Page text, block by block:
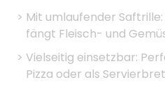
> Mit umlaufender
fängt Fleisch- und
> Vielseitig einsetzbar:
Pizza oder als